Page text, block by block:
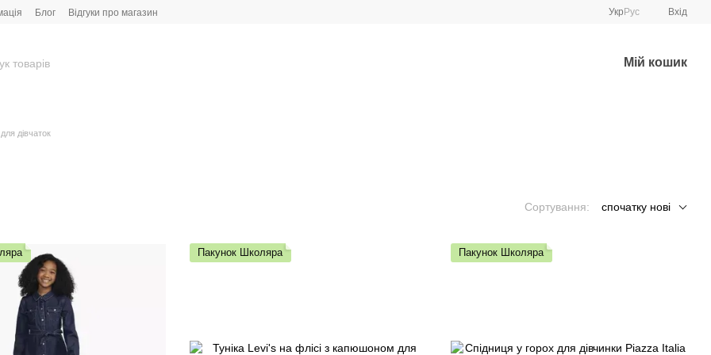
Блог Відгуки про магазин Укр Рус Вхід
Мій кошик
дівчаток
Сортування: спочатку нові
Пакунок Школяра Пакунок Школяра